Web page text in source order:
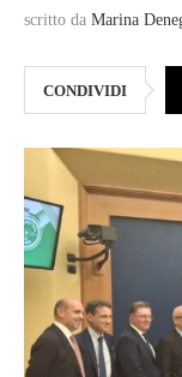
scritto da Marina
CONDIVIDI